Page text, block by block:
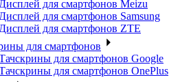
Дисплей для смартфонов Meizu
Дисплей для смартфонов Samsung
Дисплей для смартфонов ZTE
для смартфонов
для смартфонов Google
для смартфонов OnePlus